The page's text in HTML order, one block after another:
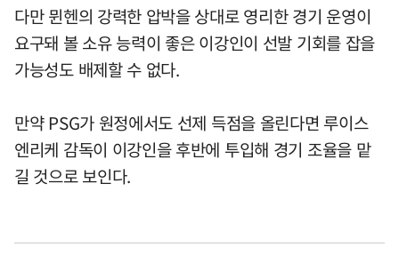
다만 뮌헨의 강력한 압박을 상대로 영리한 경기 운영이
요구돼 볼 소유 능력이 좋은 이강인이 선발 기회를 잡을
가능성도 배제할 수 없다.
만약 PSG가 원정에서도 선제 득점을 올린다면 루이스
엔리케 감독이 이강인을 후반에 투입해 경기 조율을 맡
길 것으로 보인다.